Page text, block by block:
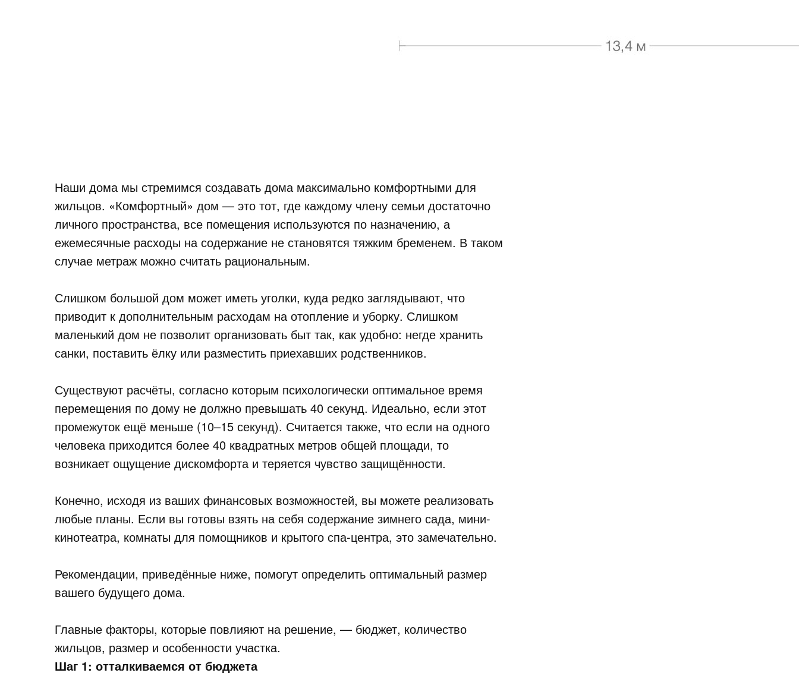
Наши дома мы стремимся создавать дома максимально комфортными для
жильцов. «Комфортный» дом — это тот, где каждому члену семьи достаточно
личного пространства, все помещения используются по назначению, а
ежемесячные расходы на содержание не становятся тяжким бременем. В таком
случае метраж можно считать рациональным.
Слишком большой дом может иметь уголки, куда редко заглядывают, что
приводит к дополнительным расходам на отопление и уборку. Слишком
маленький дом не позволит организовать быт так, как удобно: негде хранить
санки, поставить ёлку или разместить приехавших родственников.
Существуют расчёты, согласно которым психологически оптимальное время
перемещения по дому не должно превышать 40 секунд. Идеально, если этот
промежуток ещё меньше (10–15 секунд). Считается также, что если на одного
человека приходится более 40 квадратных метров общей площади, то
возникает ощущение дискомфорта и теряется чувство защищённости.
Конечно, исходя из ваших финансовых возможностей, вы можете реализовать
любые планы. Если вы готовы взять на себя содержание зимнего сада, мини-
кинотеатра, комнаты для помощников и крытого спа-центра, это замечательно.
Рекомендации, приведённые ниже, помогут определить оптимальный размер
вашего будущего дома.
Главные факторы, которые повлияют на решение, — бюджет, количество
жильцов, размер и особенности участка.
Шаг 1: отталкиваемся от бюджета